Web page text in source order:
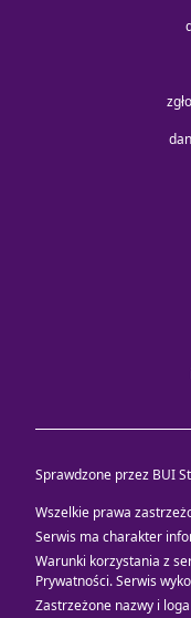
Sprawdzone przez BUI
Wszelkie prawa
Serwis ma charakter
Warunki korzystania z
Prywatności. Serwis
Zastrzeżone nazwy i